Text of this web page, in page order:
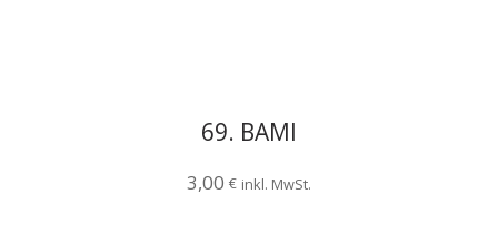
69. BAMI
3,00 € inkl. MwSt.